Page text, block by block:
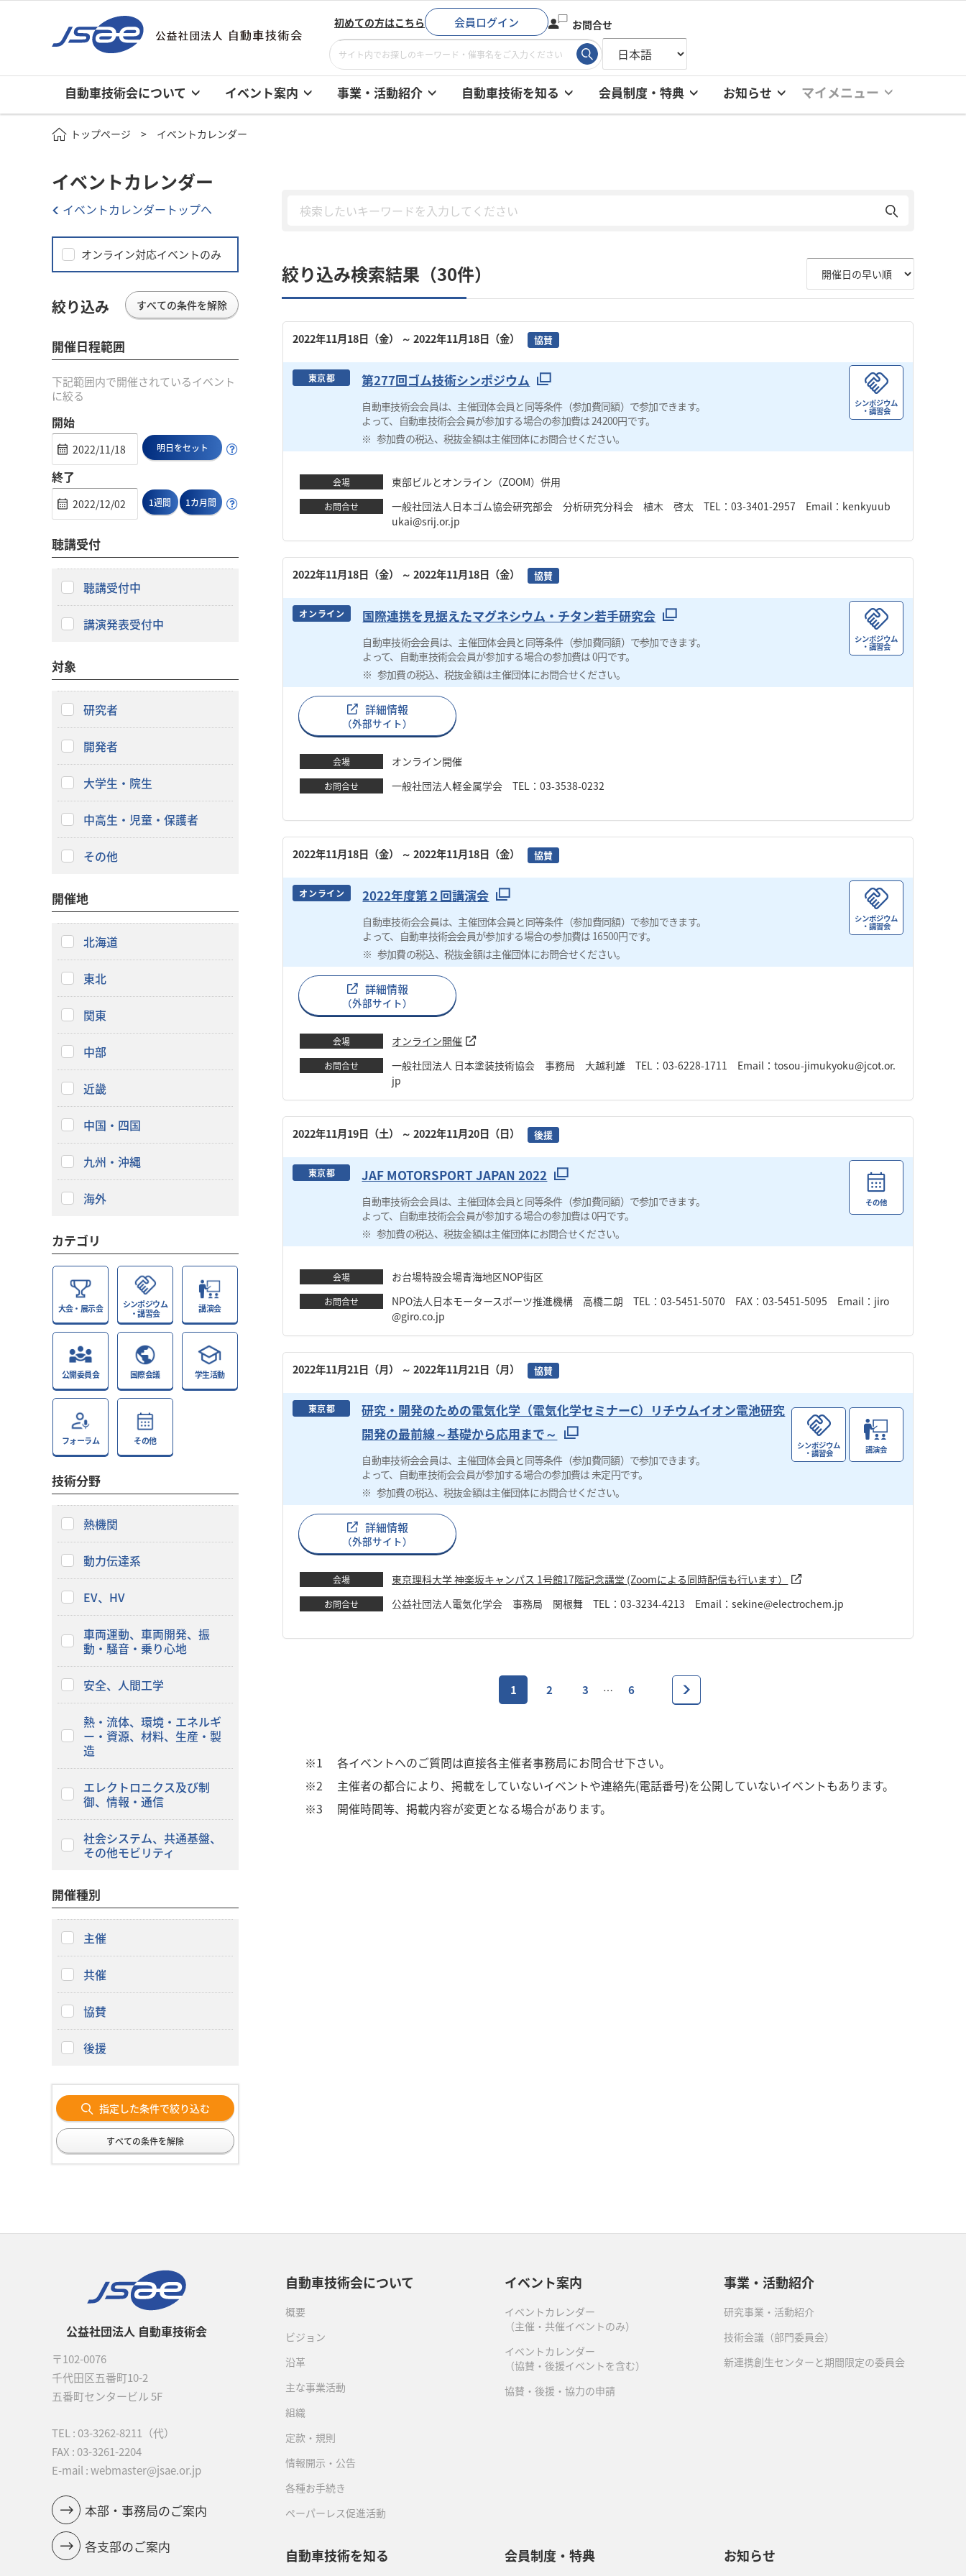
初めての方はこちら 会員ログイン お問合せ
自動車技術会について イベント案内 事業・活動紹介 自動車技術を知る 会員制度・特典 お知らせ マイメニュー
トップページ イベントカレンダー
絞り込み検索結果（30件）
2022年11月18日（金） ～ 2022年11月18日（金） 協賛
東京都 第277回ゴム技術シンポジウム
自動車技術会会員は、主催団体会員と同等条件（参加費同額）で参加できます。
よって、自動車技術会会員が参加する場合の参加費は 24200円です。
参加費の税込、税抜金額は主催団体にお問合せください。
シンポジウム
・講習会
会場 東部ビルとオンライン（ZOOM）併用
お問合せ
一般社団法人日本ゴム協会研究部会 分析研究分科会 植木 啓太 TEL：03-3401-2957 Email：kenkyuub
ukai@srij.or.jp
2022年11月18日（金） ～ 2022年11月18日（金） 協賛
オンライン 国際連携を見据えたマグネシウム・チタン若手研究会
自動車技術会会員は、主催団体会員と同等条件（参加費同額）で参加できます。
よって、自動車技術会会員が参加する場合の参加費は 0円です。
参加費の税込、税抜金額は主催団体にお問合せください。
シンポジウム
・講習会
詳細情報
（外部サイト）
会場 オンライン開催
お問合せ 一般社団法人軽金属学会 TEL：03-3538-0232
2022年11月18日（金） ～ 2022年11月18日（金） 協賛
オンライン 2022年度第２回講演会
自動車技術会会員は、主催団体会員と同等条件（参加費同額）で参加できます。
よって、自動車技術会会員が参加する場合の参加費は 16500円です。
参加費の税込、税抜金額は主催団体にお問合せください。
シンポジウム
・講習会
詳細情報
（外部サイト）
会場 オンライン開催
お問合せ
一般社団法人 日本塗装技術協会 事務局 大越利雄 TEL：03-6228-1711 Email：tosou-jimukyoku@jcot.or.
jp
2022年11月19日（土） ～ 2022年11月20日（日） 後援
東京都 JAF MOTORSPORT JAPAN 2022
自動車技術会会員は、主催団体会員と同等条件（参加費同額）で参加できます。
よって、自動車技術会会員が参加する場合の参加費は 0円です。
参加費の税込、税抜金額は主催団体にお問合せください。
その他
会場 お台場特設会場青海地区NOP街区
お問合せ
NPO法人日本モータースポーツ推進機構 高橋二朗 TEL：03-5451-5070 FAX：03-5451-5095 Email：jiro
@giro.co.jp
2022年11月21日（月） ～ 2022年11月21日（月） 協賛
東京都
研究・開発のための電気化学（電気化学セミナーC）リチウムイオン電池研究
開発の最前線～基礎から応用まで～
自動車技術会会員は、主催団体会員と同等条件（参加費同額）で参加できます。
よって、自動車技術会会員が参加する場合の参加費は 未定円です。
参加費の税込、税抜金額は主催団体にお問合せください。
シンポジウム
・講習会 講演会
詳細情報
（外部サイト）
会場 東京理科大学 神楽坂キャンパス 1号館17階記念講堂 (Zoomによる同時配信も行います）
お問合せ 公益社団法人電気化学会 事務局 関根舞 TEL：03-3234-4213 Email：sekine@electrochem.jp
1 2 3 … 6
※1
各イベントへのご質問は直接各主催者事務局にお問合せ下さい。
※2
主催者の都合により、掲載をしていないイベントや連絡先(電話番号)を公開していないイベントもあります。
※3
開催時間等、掲載内容が変更となる場合があります。
イベントカレンダー
イベントカレンダートップへ
オンライン対応イベントのみ
絞り込み すべての条件を解除
開催日程範囲
下記範囲内で開催されているイベント
に絞る
開始
明日をセット
終了
1週間 1カ月間
聴講受付
聴講受付中
講演発表受付中
対象
研究者
開発者
大学生・院生
中高生・児童・保護者
その他
開催地
北海道
東北
関東
中部
近畿
中国・四国
九州・沖縄
海外
カテゴリ
大会・展示会
シンポジウム
・講習会
講演会
公開委員会 国際会議 学生活動
フォーラム その他
技術分野
熱機関
動力伝達系
EV、HV
車両運動、車両開発、振
動・騒音・乗り心地
安全、人間工学
熱・流体、環境・エネルギ
ー・資源、材料、生産・製
造
エレクトロニクス及び制
御、情報・通信
社会システム、共通基盤、
その他モビリティ
開催種別
主催
共催
協賛
後援
指定した条件で絞り込む
すべての条件を解除
公益社団法人 自動車技術会
〒102-0076
千代田区五番町10-2
五番町センタービル 5F
TEL : 03-3262-8211
（代）
FAX : 03-3261-2204
E-mail : webmaster@jsae.or.jp
本部・事務局のご案内
各支部のご案内
自動車技術会について
概要
ビジョン
沿革
主な事業活動
組織
定款・規則
情報開示・公告
各種お手続き
ペーパーレス促進活動
イベント案内
イベントカレンダー
（主催・共催イベントのみ）
イベントカレンダー
（協賛・後援イベントを含む）
協賛・後援・協力の申請
事業・活動紹介
研究事業・活動紹介
技術会議（部門委員会）
新連携創生センターと期間限定の委員会
自動車技術を知る 会員制度・特典 お知らせ